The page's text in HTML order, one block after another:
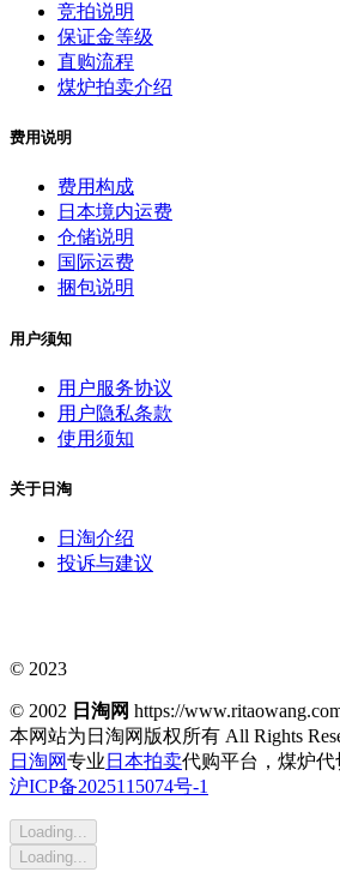
竞拍说明
保证金等级
直购流程
煤炉拍卖介绍
费用说明
费用构成
日本境内运费
仓储说明
国际运费
捆包说明
用户须知
用户服务协议
用户隐私条款
使用须知
关于日淘
日淘介绍
投诉与建议
© 2023
© 2002 日淘网 https://
本网站为日淘网版权所有 All Rights
日淘网专业 日本拍卖代购平台，煤炉代
沪ICP备2025115074号-1
Loading...
Loading...